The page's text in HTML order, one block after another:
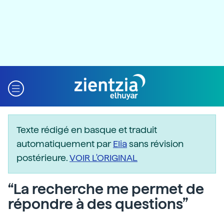
Texte rédigé en basque et traduit
automatiquement parEliasans révision
postérieure.VOIR L'ORIGINAL
“La recherche me permet de
répondre à des questions”